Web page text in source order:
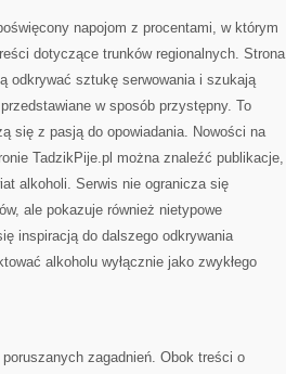
napojom z procentami, w którym
dotyczące trunków regionalnych. Strona
odkrywać sztukę serwowania i szukają
w sposób przystępny. To
się z pasją do opowiadania. Nowości na
TadzikPije.pl można znaleźć publikacje,
alkoholi. Serwis nie ogranicza się
ale pokazuje również nietypowe
inspiracją do dalszego odkrywania
alkoholu wyłącznie jako zwykłego
zagadnień. Obok treści o